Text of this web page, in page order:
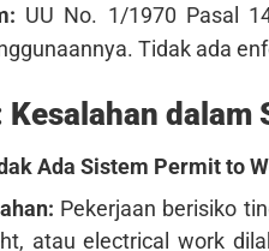
UU No. 1/1970 Pasal
Tidak ada
Ada Sistem Permit to
Pekerjaan berisiko
atau electrical work